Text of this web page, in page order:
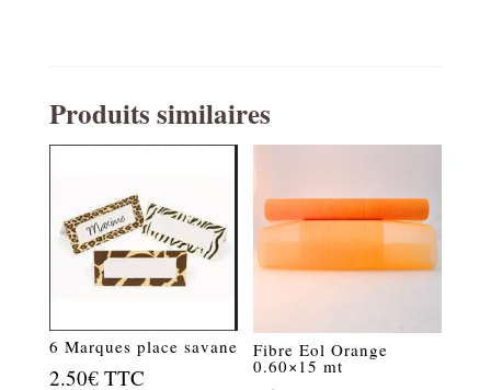
Produits similaires
6 Marques place savane
2.50€ TTC
Fibre Eol Orange
0.60×15 mt